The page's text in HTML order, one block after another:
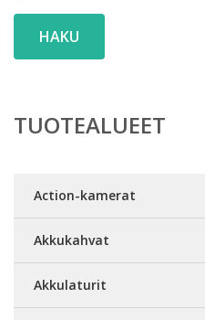
HAKU
TUOTEALUEET
Action-kamerat
Akkukahvat
Akkulaturit